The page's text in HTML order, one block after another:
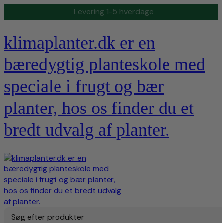
Levering 1-5 hverdage
klimaplanter.dk er en
bæredygtig planteskole med
speciale i frugt og bær
planter, hos os finder du et
bredt udvalg af planter.
Søg efter produkter